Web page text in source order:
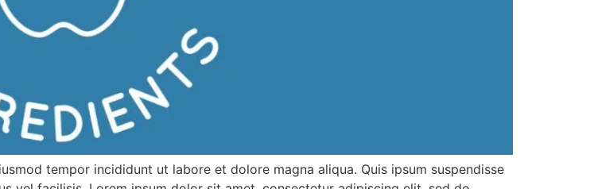
tempor incididunt ut labore et dolore magna aliqua. Quis ipsum suspendisse